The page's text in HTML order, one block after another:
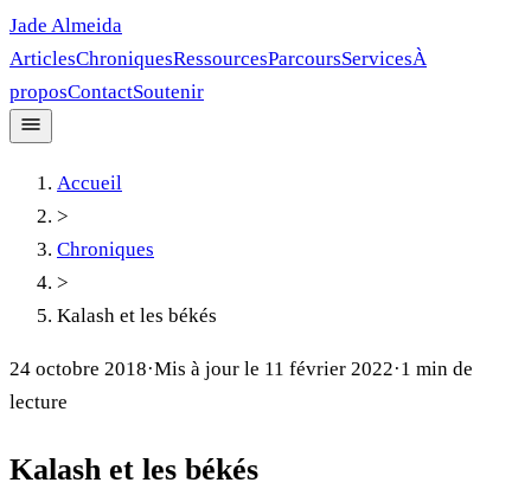
Jade Almeida
ArticlesChroniquesRessourcesParcoursServicesÀ
proposContactSoutenir
Accueil
>
Chroniques
>
Kalash et les békés
24 octobre 2018·Mis à jour le 11 février 2022·1 min de
lecture
Kalash et les békés